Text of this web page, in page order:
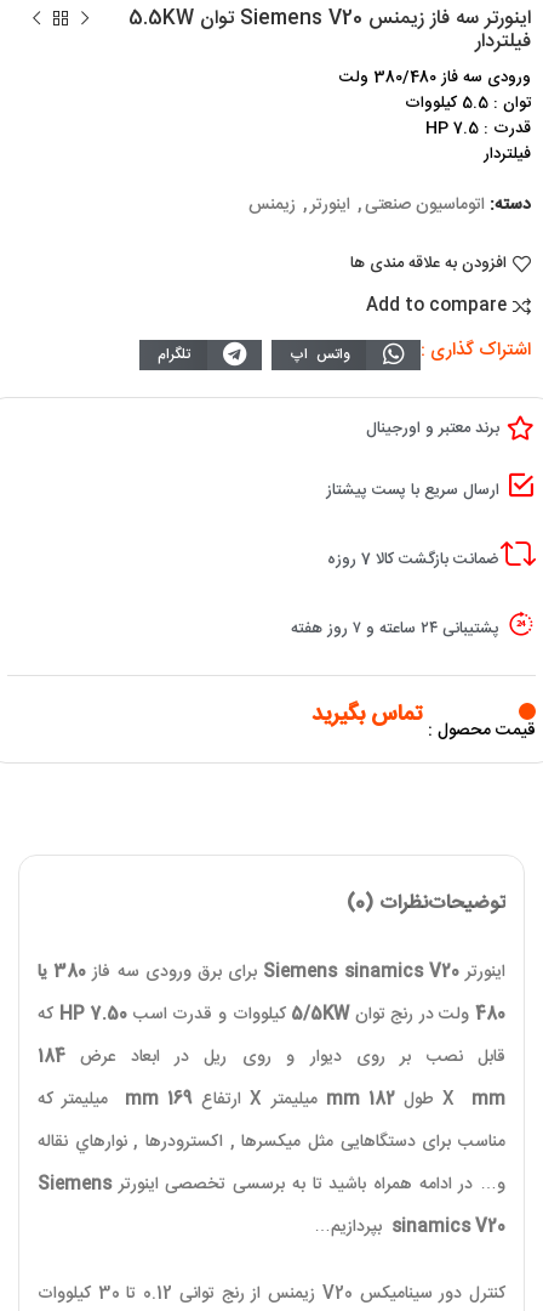
اینورتر سه فاز زیمنس Siemens V20 توان 5.5KW
فیلتردار
ورودی سه فاز 380/480 ولت
توان : 5.5 کیلووات
قدرت : 7.5 HP
فیلتردار
دسته: اتوماسیون صنعتی, اینورتر, زیمنس
افزودن به علاقه مندی ها
Add to compare
اشتراک گذاری : واتس اپ تلگرام
برند معتبر و اورجینال
ارسال سریع با پست پیشتاز
ضمانت بازگشت کالا 7 روزه
پشتیبانی ۲۴ ساعته و ۷ روز هفته
قیمت محصول : تماس بگیرید
توضیحاتنظرات (0)
اینورتر Siemens sinamics V20 برای برق ورودی سه فاز
380 یا
480ولت در رنج توان5/5KW کیلووات و قدرت اسب 7.50 HP
که
قابل نصب بر روی دیوار و روی ریل در ابعاد عرض 184
mm
X طول182 mm میلیمتر Xارتفاع 169 mm​
میلیمتر که
مناسب برای دستگاهایی مثل ميکسرها , اکسترودرها , نوارهاي نقاله
و… در ادامه همراه باشید تا به برسسی تخصصی اینورترSiemens
sinamics V20 بپردازیم…
کنترل دور سینامیکس V20
زیمنس از رنج توانی 0.12 تا 30 کیلووات